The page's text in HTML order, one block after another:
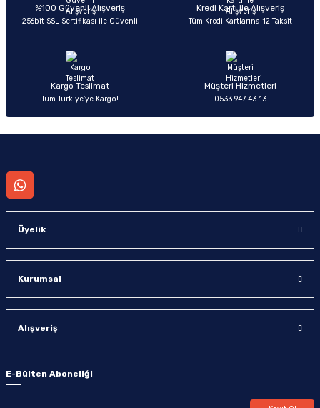
Ürün bilgilerinde hatalar bulunuyor.
Ürün fiyatı diğer sitelerden daha pahalı.
%100 Güvenli Alışveriş
256bit SSL Sertifikası ile Güvenli
Kredi Kartı ile Alışveriş
Tüm Kredi Kartlarına 12 Taksit
Kargo Teslimat
Tüm Türkiye’ye Kargo!
Müşteri Hizmetleri
0533 947 43 13
Üyelik
Kurumsal
Alışveriş
E-Bülten Aboneliği